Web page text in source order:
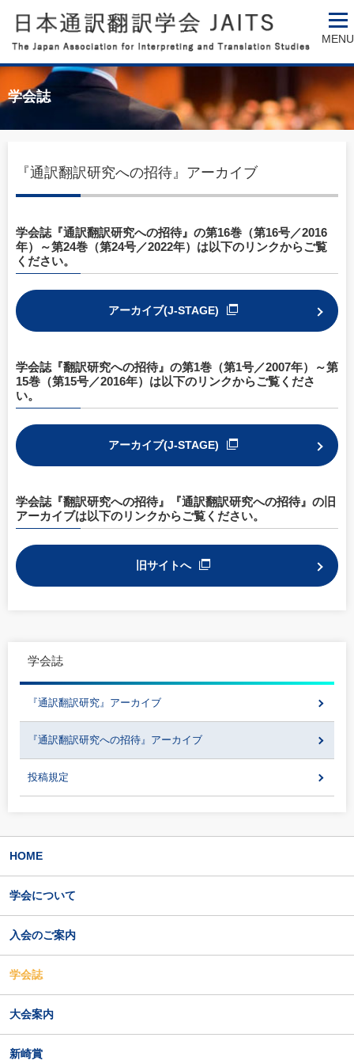
MENU
学会誌
『通訳翻訳研究への招待』アーカイブ
学会誌『通訳翻訳研究への招待』の第16巻（第16号／2016
年）～第24巻（第24号／2022年）は以下のリンクからご覧
ください。
アーカイブ(J-STAGE)
学会誌『翻訳研究への招待』の第1巻（第1号／2007年）～第
15巻（第15号／2016年）は以下のリンクからご覧くださ
い。
アーカイブ(J-STAGE)
学会誌『翻訳研究への招待』『通訳翻訳研究への招待』の旧
アーカイブは以下のリンクからご覧ください。
旧サイトへ
学会誌
『通訳翻訳研究』アーカイブ
『通訳翻訳研究への招待』アーカイブ
投稿規定
HOME
学会について
入会のご案内
学会誌
大会案内
新崎賞